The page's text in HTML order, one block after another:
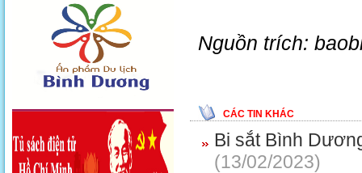
Nguồn trích:
CÁC TIN KHÁC
Bi sắt Bình
(13/02/2023)